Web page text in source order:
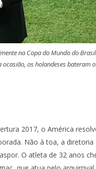
na Copa do Mundo do Brasil
os holandeses bateram
2017, o América
Não à toa, a diretoria
O atleta de 32 anos